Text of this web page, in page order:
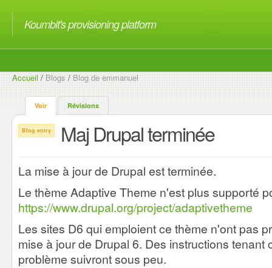
Koumbit's provisioning platform
Accueil/Blogs/Blog de emmanuel
Voir Révisions
Blog entry Maj Drupal terminée
La mise à jour de Drupal est terminée.
Le thème Adaptive Theme n'est plus supporté
https://www.drupal.org/project/adaptivetheme
Les sites D6 qui emploient ce thème n'ont pas
mise à jour de Drupal 6. Des instructions tenant
problème suivront sous peu.